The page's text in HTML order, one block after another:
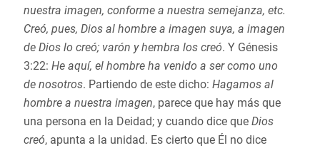
nuestra imagen, conforme a nuestra semejanza, etc.
Creó, pues, Dios al hombre a imagen suya, a imagen
de Dios lo creó; varón y hembra los creó. Y Génesis
3:22: He aquí, el hombre ha venido a ser como uno
de nosotros. Partiendo de este dicho: Hagamos al
hombre a nuestra imagen, parece que hay más que
una persona en la Deidad; y cuando dice que Dios
creó, apunta a la unidad. Es cierto que Él no dice